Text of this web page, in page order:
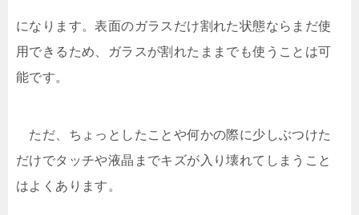
になります。表面のガラスだけ割れた状態ならまだ使
用できるため、ガラスが割れたままでも使うことは可
能です。
ただ、ちょっとしたことや何かの際に少しぶつけた
だけでタッチや液晶までキズが入り壊れてしまうこと
はよくあります。